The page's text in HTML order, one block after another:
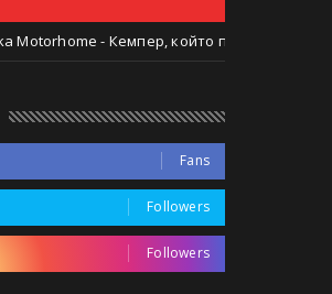
който променя правилата на играта
Fans
Followers
Followers